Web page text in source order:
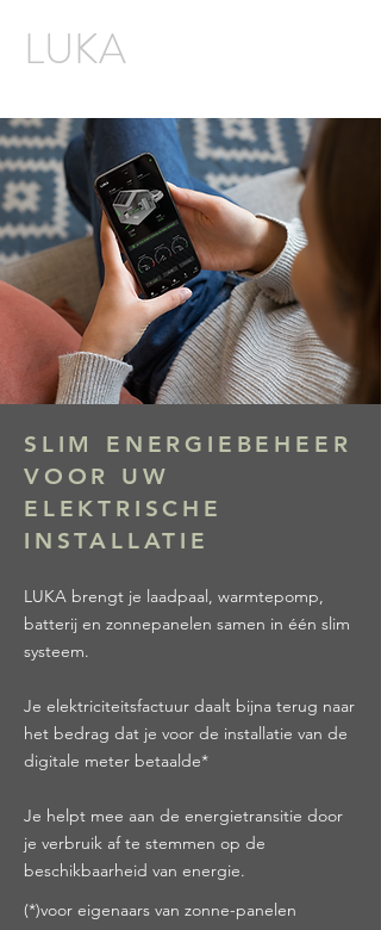
LUKA
SLIM ENERGIEBEHEER
VOOR UW
ELEKTRISCHE
INSTALLATIE
LUKA brengt je laadpaal, warmtepomp,
batterij en zonnepanelen samen in één slim
systeem.
Je elektriciteitsfactuur daalt bijna terug naar
het bedrag dat je voor de installatie van de
digitale meter betaalde*
Je helpt mee aan de energietransitie door
je verbruik af te stemmen op de
beschikbaarheid van energie.
(*)voor eigenaars van zonne-panelen